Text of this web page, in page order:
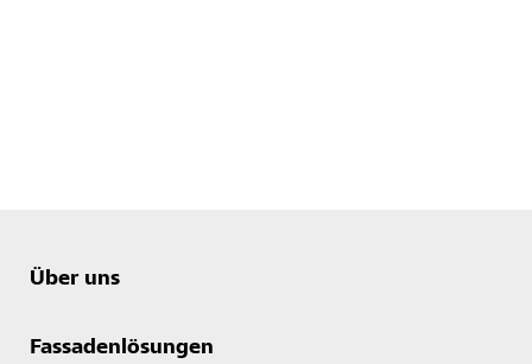
Über uns
Fassadenlösungen